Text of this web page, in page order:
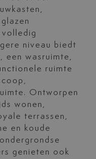
volledig
niveau biedt
een wasruimte,
ruimte
Ontworpen
wonen,
terrassen,
en koude
genieten ook